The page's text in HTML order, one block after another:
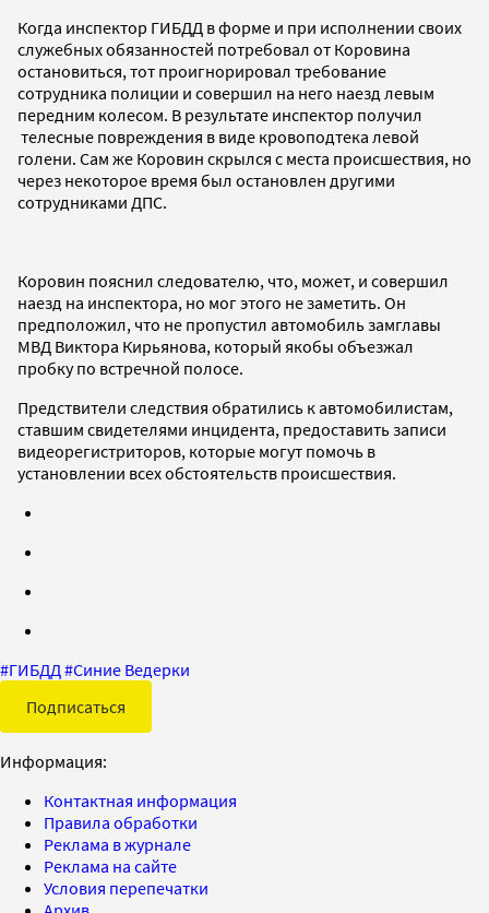
Когда инспектор ГИБДД в форме и при исполнении своих
служебных обязанностей потребовал от Коровина
остановиться, тот проигнорировал требование
сотрудника полиции и совершил на него наезд левым
передним колесом. В результате инспектор получил
телесные повреждения в виде кровоподтека левой
голени. Сам же Коровин скрылся с места происшествия, но
через некоторое время был остановлен другими
сотрудниками ДПС.
Коровин пояснил следователю, что, может, и совершил
наезд на инспектора, но мог этого не заметить. Он
предположил, что не пропустил автомобиль замглавы
МВД Виктора Кирьянова, который якобы объезжал
пробку по встречной полосе.
Предствители следствия обратились к автомобилистам,
ставшим свидетелями инцидента, предоставить записи
видеорегистриторов, которые могут помочь в
установлении всех обстоятельств происшествия.
#ГИБДД #Синие Ведерки
Подписаться
Информация:
Контактная информация
Правила обработки
Реклама в журнале
Реклама на сайте
Условия перепечатки